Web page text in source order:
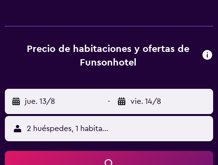
artículos de higiene personal gratuitos y secador de pelo.
Los huéspedes pueden navegar por la web gracias a
practicar las actividades de ocio y esparcimiento que se
indican más abajo en las instalaciones o cerca del
alojamiento (es posible que se aplique un recargo).
Precio de habitaciones y ofertas de
Funsonhotel
jue. 13/8 - vie. 14/8
2 huéspedes, 1 habitación